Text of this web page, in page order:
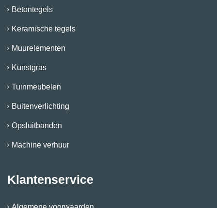
Betontegels
Keramische tegels
Muurelementen
Kunstgras
Tuinmeubelen
Buitenverlichting
Opsluitbanden
Machine verhuur
Klantenservice